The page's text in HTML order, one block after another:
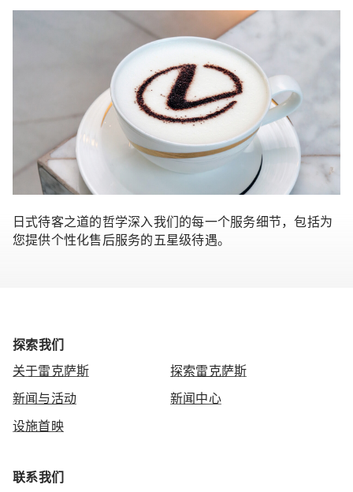
日式待客之道的哲学深入我们的每一个服务细节，包括为
您提供个性化售后服务的五星级待遇。
探索我们
关于雷克萨斯 探索雷克萨斯
新闻与活动 新闻中心
设施首映
联系我们